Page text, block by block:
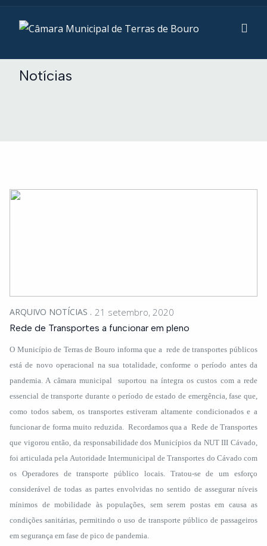
Notícias
ARQUIVO NOTÍCIAS 21 setembro, 2020
Rede de Transportes a funcionar em pleno
O Município de Terras de Bouro informa que a rede de transportes públicos
está de novo operacional na sua totalidade, conforme o período antes da
pandemia. A câmara municipal suportou na íntegra os custos com a rede
essencial de transporte durante o período de estado de emergência, fase que,
como todos sabem, os transportes estiveram altamente condicionados e a
funcionar de forma muito reduzida. Recordamos qua a Rede de Transportes
que vigorou então, da responsabilidade dos Municípios da NUT III Cávado,
foi articulada pela Autoridade Intermunicipal de Transportes do Cávado com
os Operadores de transporte público locais. Tratou-se de um esforço
considerável de todas as partes envolvidas no sentido de assegurar níveis
mínimos de mobilidade às populações, sem serem postas em causa as
condições sanitárias, permitindo o uso de transporte público de passageiros
em segurança em fase de pico de pandemia.